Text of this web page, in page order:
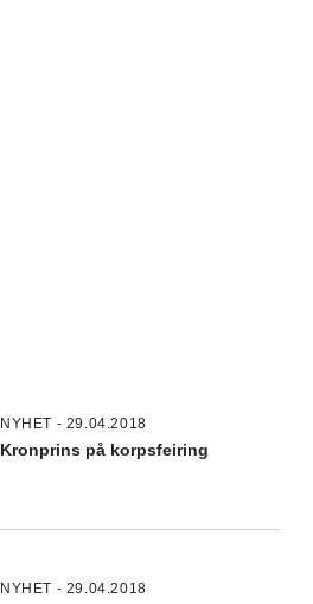
NYHET - 29.04.2018
Kronprins på korpsfeiring
NYHET - 29.04.2018